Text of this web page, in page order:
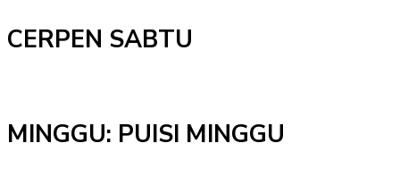
CERPEN SABTU
MINGGU: PUISI MINGGU